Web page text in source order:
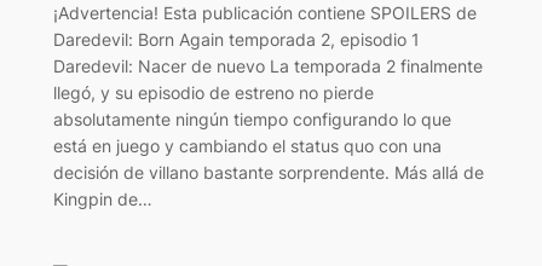
¡Advertencia! Esta publicación contiene SPOILERS de
Daredevil: Born Again temporada 2, episodio 1
Daredevil: Nacer de nuevo La temporada 2 finalmente
llegó, y su episodio de estreno no pierde
absolutamente ningún tiempo configurando lo que
está en juego y cambiando el status quo con una
decisión de villano bastante sorprendente. Más allá de
Kingpin de…